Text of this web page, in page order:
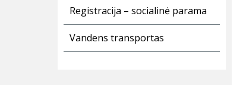
Registracija – socialinė parama
Vandens transportas